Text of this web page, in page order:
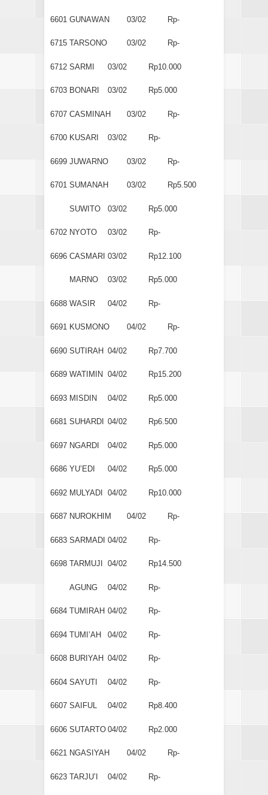
6601 GUNAWAN 03/02 Rp-
6715 TARSONO 03/02 Rp-
6712 SARMI 03/02 Rp10.000
6703 BONARI 03/02 Rp5.000
6707 CASMINAH 03/02 Rp-
6700 KUSARI 03/02 Rp-
6699 JUWARNO 03/02 Rp-
6701 SUMANAH 03/02 Rp5.500
SUWITO 03/02 Rp5.000
6702 NYOTO 03/02 Rp-
6696 CASMARI 03/02 Rp12.100
MARNO 03/02 Rp5.000
6688 WASIR 04/02 Rp-
6691 KUSMONO 04/02 Rp-
6690 SUTIRAH 04/02 Rp7.700
6689 WATIMIN 04/02 Rp15.200
6693 MISDIN 04/02 Rp5.000
6681 SUHARDI 04/02 Rp6.500
6697 NGARDI 04/02 Rp5.000
6686 YU’EDI 04/02 Rp5.000
6692 MULYADI 04/02 Rp10.000
6687 NUROKHIM 04/02 Rp-
6683 SARMADI 04/02 Rp-
6698 TARMUJI 04/02 Rp14.500
AGUNG 04/02 Rp-
6684 TUMIRAH 04/02 Rp-
6694 TUMI’AH 04/02 Rp-
6608 BURIYAH 04/02 Rp-
6604 SAYUTI 04/02 Rp-
6607 SAIFUL 04/02 Rp8.400
6606 SUTARTO 04/02 Rp2.000
6621 NGASIYAH 04/02 Rp-
6623 TARJU’I 04/02 Rp-